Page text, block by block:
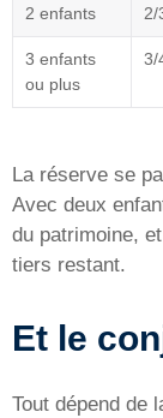
2 enfants 2/
3 enfants
ou plus
3/
La réserve se
Avec deux
du patrimoine,
tiers restant.
Et le
Tout dépend de